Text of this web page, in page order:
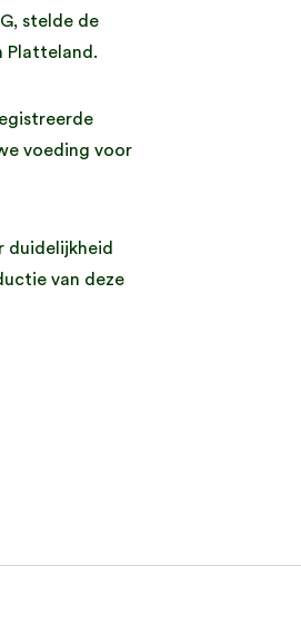
stelde de
Platteland.
voeding voor
duidelijkheid
van deze